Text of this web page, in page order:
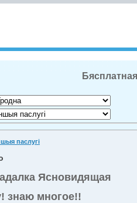
паслугі
Ясновидящая
знаю многое!!